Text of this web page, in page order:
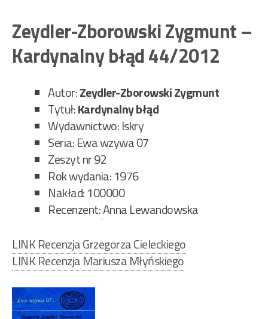
Zeydler-Zborowski Zygmunt –
Kardynalny błąd 44/2012
Autor:Zeydler-Zborowski Zygmunt
Tytuł:Kardynalny błąd
Wydawnictwo: Iskry
Seria: Ewa wzywa 07
Zeszyt nr 92
Rok wydania: 1976
Nakład: 100000
Recenzent:Anna Lewandowska
LINK Recenzja Grzegorza Cieleckiego
LINK Recenzja Mariusza Młyńskiego